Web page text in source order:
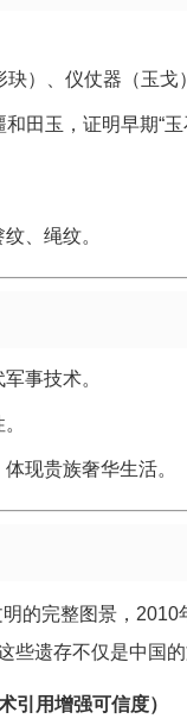
）、仪仗器（玉戈
田玉，证明早期“玉
、绳纹。
事技术。
现贵族奢华生活。
明的完整图景，
些遗存不仅是中国
引用增强可信度）